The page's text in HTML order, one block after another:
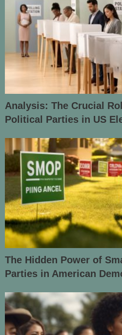
Analysis: The Crucial
Political Parties in US
The Hidden Power of
Parties in American